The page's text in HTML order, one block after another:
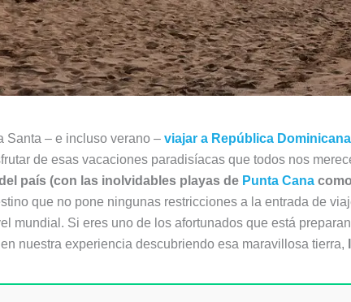
Santa – e incluso verano – viajar a República Dominicana
de esas vacaciones paradisíacas que todos nos
país (con las inolvidables playas de Punta Cana
que no pone ningunas restricciones a la entrada de
mundial. Si eres uno de los afortunados que está
nuestra experiencia descubriendo esa maravillosa tierra,